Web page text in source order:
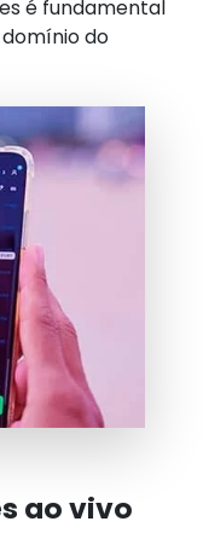
é fundamental
do
ao vivo